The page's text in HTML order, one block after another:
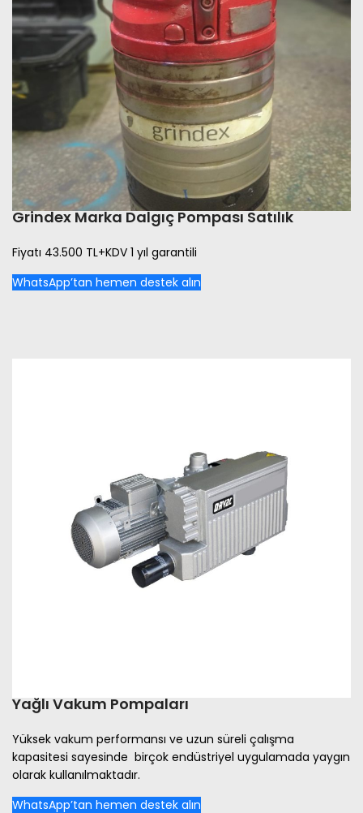
Grindex Marka Dalgıç Pompası Satılık
Fiyatı 43.500 TL+KDV 1 yıl garantili
WhatsApp’tan hemen destek alın
Yağlı Vakum Pompaları
Yüksek vakum performansı ve uzun süreli çalışma
kapasitesi sayesinde birçok endüstriyel uygulamada yaygın
olarak kullanılmaktadır.
WhatsApp’tan hemen destek alın